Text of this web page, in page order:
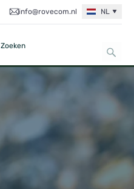
info@rovecom.nl NL